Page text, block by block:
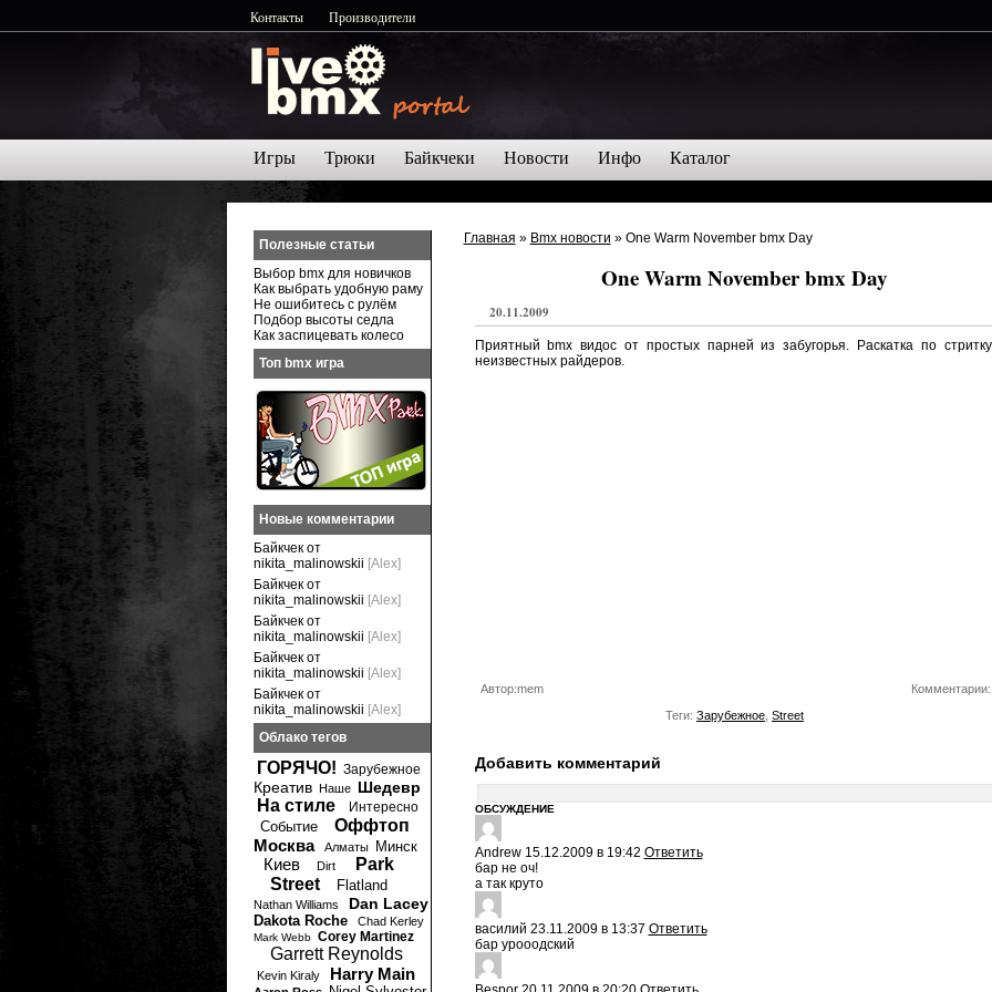
Контакты Производители
Игры Трюки Байкчеки Новости Инфо Каталог
Главная » Bmx новости » One Warm November bmx Day
One Warm November bmx Day
20.11.2009
Приятный bmx видос от простых парней из забугорья. Раскатка по
неизвестных райдеров.
Автор:mem
Комментарии:
Теги: Зарубежное Street
Добавить комментарий
ОБСУЖДЕНИЕ
Andrew 15.12.2009 в 19:42 Ответить
бар не оч!
а так круто
василий 23.11.2009 в 13:37 Ответить
бар урооодский
Полезные статьи
Выбор bmx для новичков
Как выбрать удобную раму
Не ошибитесь с рулём
Подбор высоты седла
Как заспицевать колесо
Топ bmx игра
Новые комментарии
Байкчек от
nikita_malinowskii [Alex]
Байкчек от
nikita_malinowskii [Alex]
Байкчек от
nikita_malinowskii [Alex]
Байкчек от
nikita_malinowskii [Alex]
Байкчек от
nikita_malinowskii [Alex]
Облако тегов
ГОРЯЧО! Зарубежное
Креатив Наше Шедевр
На стиле Интересно
Событие
Оффтоп
Москва
Алматы Минск
Киев Dirt
Park
Street
Flatland
Nathan Williams Dan Lacey
Dakota Roche Chad Kerley
Mark Webb Corey Martinez
Garrett Reynolds
Kevin Kiraly Harry Main